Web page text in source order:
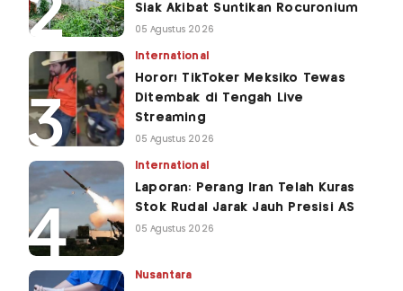
Siak Akibat Suntikan Rocuronium
05 Agustus 2026
International
Horor! TikToker Meksiko Tewas
Ditembak di Tengah Live
Streaming
05 Agustus 2026
International
Laporan: Perang Iran Telah Kuras
Stok Rudal Jarak Jauh Presisi AS
05 Agustus 2026
Nusantara